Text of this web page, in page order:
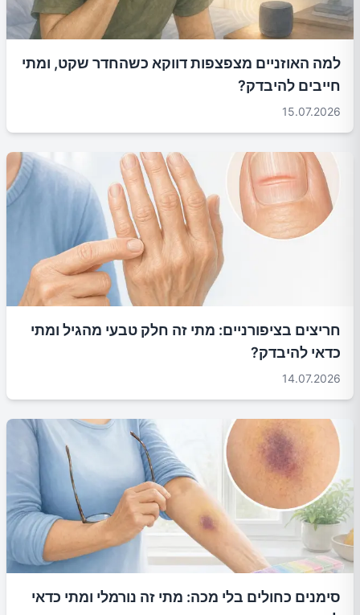
למה האוזניים מצפצפות דווקא כשהחדר שקט, ומתי
חייבים להיבדק?
15.07.2026
חריצים בציפורניים: מתי זה חלק טבעי מהגיל ומתי
כדאי להיבדק?
14.07.2026
סימנים כחולים בלי מכה: מתי זה נורמלי ומתי כדאי